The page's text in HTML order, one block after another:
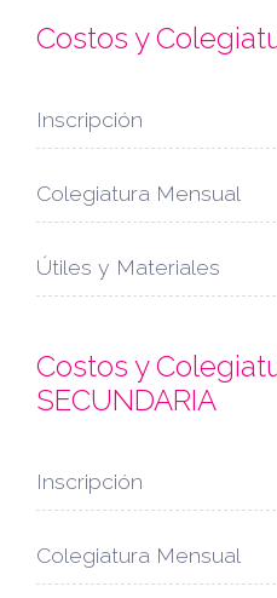
Costos y
Inscripción
Colegiatura Mensual
Útiles y Materiales
Costos y
SECUNDARIA
Inscripción
Colegiatura Mensual